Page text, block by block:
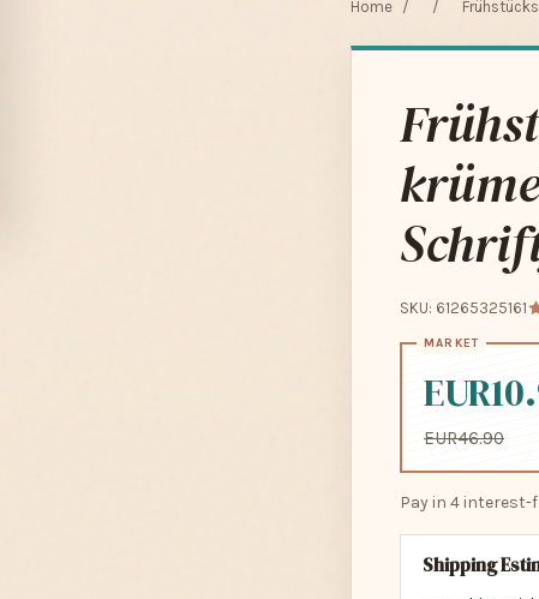
Home / /
SKU: 61265325161
EUR46.90
Pay in 4
Shipping